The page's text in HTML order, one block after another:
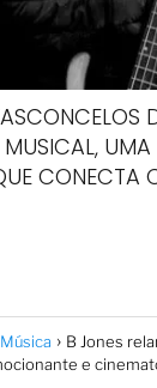
UMA
CONECTA
B Jones
e